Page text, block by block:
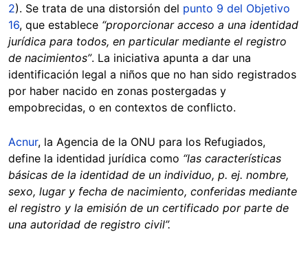
2). Se trata de una distorsión del punto 9 del Objetivo
16, que establece “proporcionar acceso a una identidad
jurídica para todos, en particular mediante el registro
de nacimientos”. La iniciativa apunta a dar una
identificación legal a niños que no han sido registrados
por haber nacido en zonas postergadas y
empobrecidas, o en contextos de conflicto.
Acnur, la Agencia de la ONU para los Refugiados,
define la identidad jurídica como “las características
básicas de la identidad de un individuo, p. ej. nombre,
sexo, lugar y fecha de nacimiento, conferidas mediante
el registro y la emisión de un certificado por parte de
una autoridad de registro civil”.